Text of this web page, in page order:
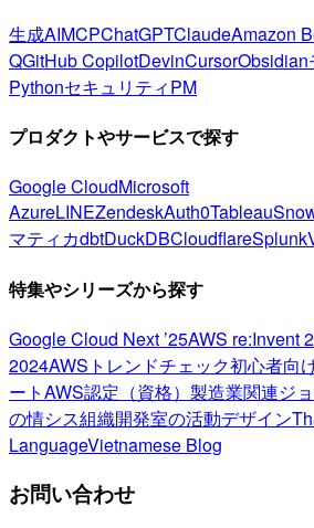
生成AIMCPChatGPTClaudeAmazon
QGitHub CopilotDevinCursorObsidian
PythonセキュリティPM
プロダクトやサービスで探す
Google CloudMicrosoft
AzureLINEZendeskAuth0Tableau
マティカdbtDuckDBCloudflareSplunk
特集やシリーズから探す
Google Cloud Next ’25AWS re:Invent
2024AWSトレンドチェック初心者向
ートAWS認定（資格） 製造業関連ジ
の情シス組織開発室の活動デザイン
LanguageVietnamese Blog
お問い合わせ